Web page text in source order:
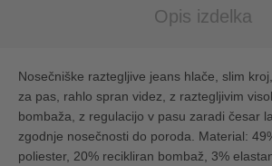
Opis izdelka
Nosečniške raztegljive jeans hlače, slim
za pas, rahlo spran videz, z raztegljivim
bombaža, z regulacijo v pasu zaradi česar
zgodnje nosečnosti do poroda. Material:
poliester, 20% recikliran bombaž, 3%